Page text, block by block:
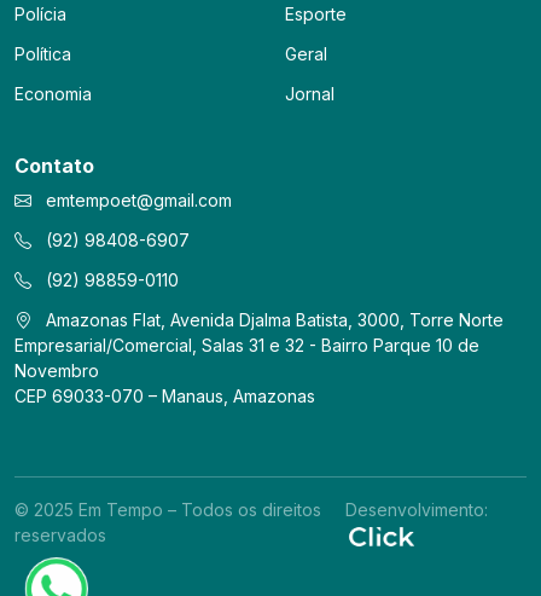
Polícia
Política
Economia
Esporte
Geral
Jornal
Contato
emtempoet@gmail.com
(92) 98408-6907
(92) 98859-0110
Amazonas Flat, Avenida Djalma Batista, 3000, Torre Norte
Empresarial/Comercial, Salas 31 e 32 - Bairro Parque 10 de
Novembro
CEP 69033-070 – Manaus, Amazonas
© 2025 Em Tempo – Todos os direitos
reservados
Desenvolvimento: